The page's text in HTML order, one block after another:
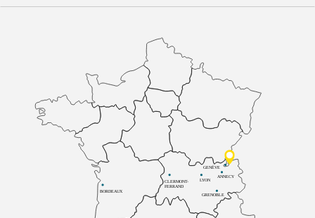
BORDEAUX
CLERMONT-
FERRAND
LYON
ANNECY
GRENOBLE
GENÈVE